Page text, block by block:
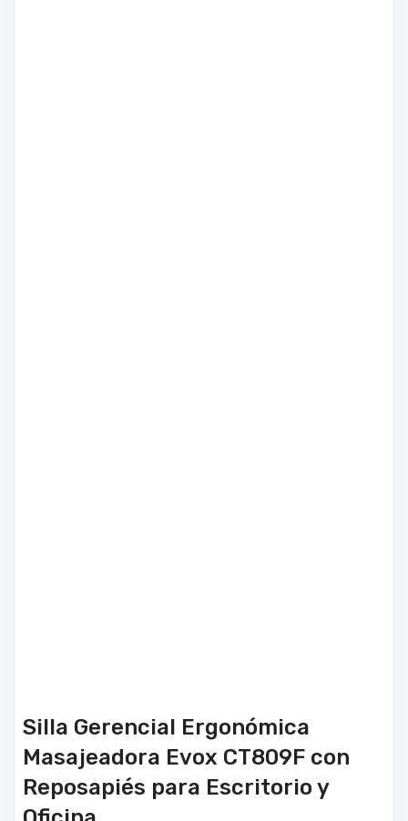
Silla Gerencial Ergonómica
Masajeadora Evox CT809F con
Reposapiés para Escritorio y